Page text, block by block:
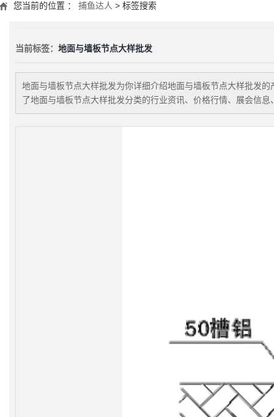
您当前的位置 ： 捕鱼达人 > 标签搜索
当前标签： 地面与墙板节点大样批发
地面与墙板节点大样批发为你详细介绍地面与墙板节点大样批发的
了地面与墙板节点大样批发分类的行业资讯、价格行情、展会信